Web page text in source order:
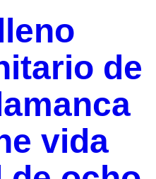
de
vida